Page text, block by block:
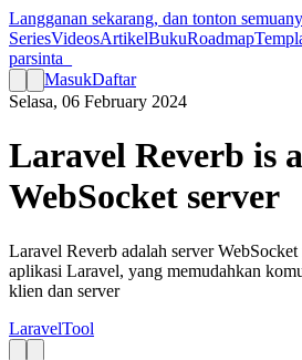
Langganan sekarang, dan tonton
SeriesVideosArtikelBukuRoadmap
parsinta_
MasukDaftar
Selasa, 06 February 2024
Laravel Reverb is
WebSocket server
Laravel Reverb adalah server
aplikasi Laravel, yang memudahkan
klien dan server
LaravelTool